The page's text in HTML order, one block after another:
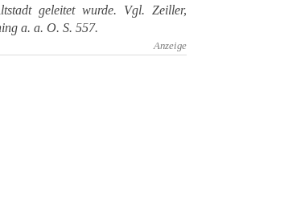
geleitet wurde. Vgl. Zeiller,
a. a. O. S. 557.